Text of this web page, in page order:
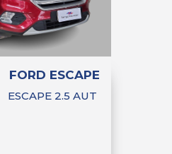
FORD ESCAPE
ESCAPE 2.5 AUT